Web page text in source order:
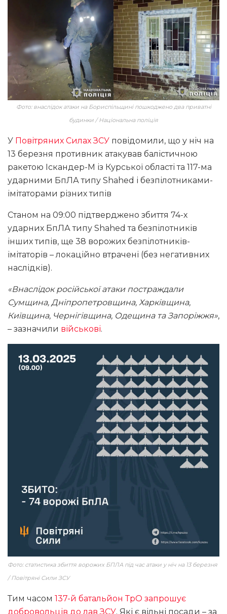
Фото: внаслідок атаки на Бориспільщині пошкоджено два приватні
будинки / Національна поліція
У Повітряних Силах ЗСУ повідомили, що у ніч на
13 березня противник атакував балістичною
ракетою Іскандер-М із Курської області та 117-ма
ударними БпЛА типу Shahed і безпілотниками-
імітаторами різних типів
Станом на 09:00 підтверджено збиття 74-х
ударних БпЛА типу Shahed та безпілотників
інших типів, ще 38 ворожих безпілотників-
імітаторів – локаційно втрачені (без негативних
наслідків).
«Внаслідок російської атаки постраждали
Сумщина, Дніпропетровщина, Харківщина,
Київщина, Чернігівщина, Одещина та Запоріжжя»,
– зазначили військові.
Фото: статистика збиття ворожих БПЛА під час атаки у ніч на 13 березня
/ Повітряні Сили ЗСУ
Тим часом 137-й батальйон ТрО запрошує
добровольців до лав ЗСУ. Які є вільні посади – за